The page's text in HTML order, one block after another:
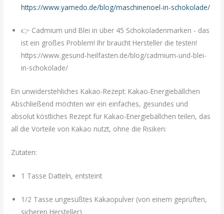
https://www.yamedo.de/blog/maschinenoel-in-schokolade/
👉 Cadmium und Blei in über 45 Schokoladenmarken - das
ist ein großes Problem! Ihr braucht Hersteller die testen!
https://www.gesund-heilfasten.de/blog/cadmium-und-blei-
in-schokolade/
Ein unwiderstehliches Kakao-Rezept: Kakao-Energiebällchen
Abschließend möchten wir ein einfaches, gesundes und
absolut köstliches Rezept für Kakao-Energiebällchen teilen, das
all die Vorteile von Kakao nutzt, ohne die Risiken:
Zutaten:
1 Tasse Datteln, entsteint
1/2 Tasse ungesüßtes Kakaopulver (von einem geprüften,
sicheren Hersteller)